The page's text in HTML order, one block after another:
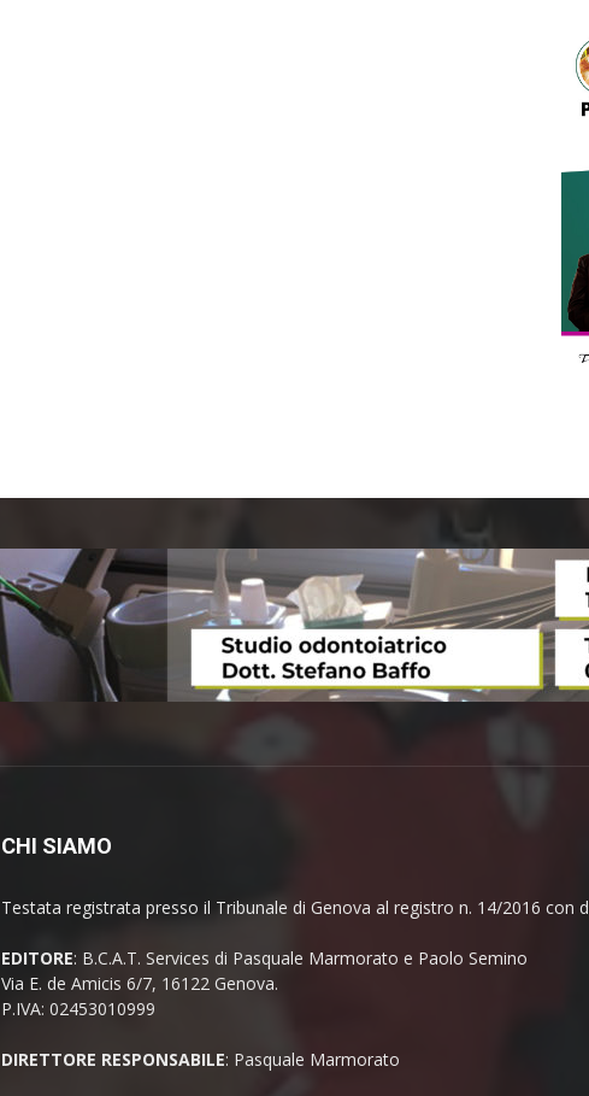
CHI SIAMO
Testata registrata presso il Tribunale di Genova al registro n. 14/2016 con
EDITORE: B.C.A.T. Services di Pasquale Marmorato e Paolo Semino
Via E. de Amicis 6/7, 16122 Genova.
P.IVA: 02453010999
DIRETTORE RESPONSABILE: Pasquale Marmorato